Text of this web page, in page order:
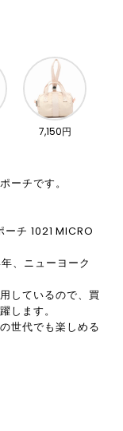
7,150円
ーチです。
チ 1021 MICRO
、ニューヨーク
しているので、買
します。
世代でも楽しめる